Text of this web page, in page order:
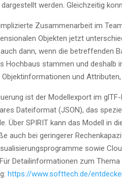
dar­ge­stellt wer­den. Gleich­zei­tig
Zusam­men­ar­beit im
Objek­ten jetzt
auch dann, wenn die
Hoch­baus stam­men und
und
ist der Modell­ex­port im
Datei­for­mat (JSON), das
Über SPIRIT kann das Modell in
auch bei gerin­ge­rer
sowie
Detail­in­for­ma­tio­nen zum
https://www.softtech.de/